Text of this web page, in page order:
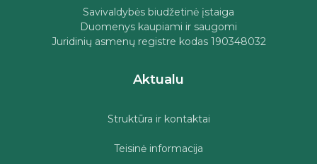
Savivaldybės biudžetinė įstaiga
Duomenys kaupiami ir saugomi
Juridinių asmenų registre kodas 190348032
Aktualu
Struktūra ir kontaktai
Teisinė informacija